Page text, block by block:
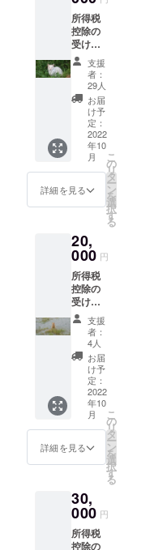
寄付を
したと
きを参
考にし
てくだ
い）。
当法人
の公式
HPや
facebo
okで猫
の様
子、治
療費
開しま
す。
名、ご
住所を
お教え
くださ
い。令
和4年分
の所得
税申告
時また
は相続
時の申
告に使
用でき
ます、
詳しく
庁HP:認
法人に
寄付を
したと
きを参
考にし
てくだ
さ
い）。
当法人
の公式
HPや
facebo
okで猫
の様
子、治
療費
用、そ
す。
所得税
控除の
受けら
れる、
寄付金
受領証
明書 郵
送。 （
寄付金
受領証
明書：
所得税
で申告
される
個人名
または
名、ご
住所を
お教え
くださ
い。令
和4年分
の所得
税申告
時また
は相続
時の申
告に使
用でき
ます、
詳しく
は国税
庁HP:認
したと
きを参
考にし
てくだ
支援
者：
29人
お届
け予
定：
2022
年10
月
詳細を見る
こ
の
リ
タ
ー
ン
を
選
択
す
る
20,
000 円
所得税
控除の
受けら
れる、
寄付金
受領証
明書 郵
送。 （
寄付金
受領証
明書：
所得税
で申告
される
個人名
または
名、ご
住所を
お教え
くださ
支援
者：
4人
お届
け予
定：
2022
年10
月
詳細を見る
こ
の
リ
タ
ー
ン
を
選
択
す
る
30,
000 円
所得税
控除の